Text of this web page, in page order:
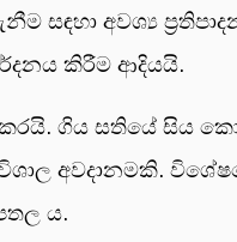
අවශ්‍ය
කිරීම ආදියයි.
ගිය සතියේ සිය
අවදානමකි.
ය.